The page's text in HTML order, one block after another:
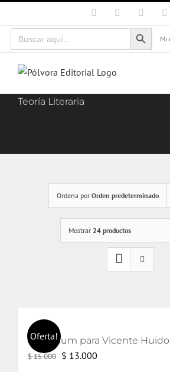
al
contenido
Facebook
Buscar:
Botón de búsqueda
Mi
Teoría Literaria
Ordena por Orden predeterminado
Mostrar 24 productos
Oferta!
Un trívium para Vicente
$15.000 El
$ 13.000